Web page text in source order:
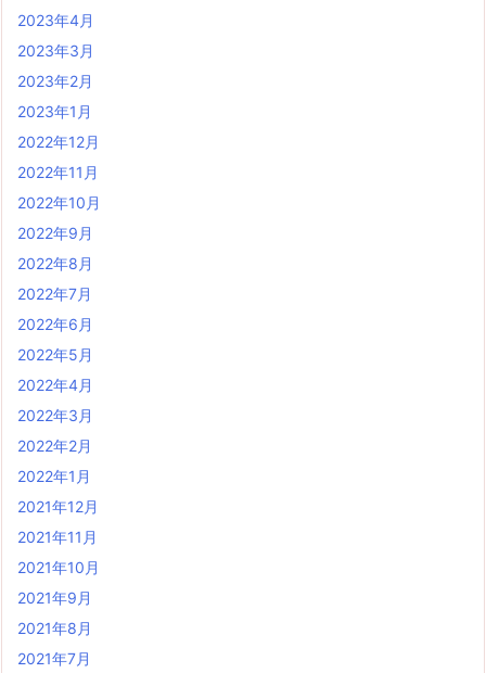
2023年4月
2023年3月
2023年2月
2023年1月
2022年12月
2022年11月
2022年10月
2022年9月
2022年8月
2022年7月
2022年6月
2022年5月
2022年4月
2022年3月
2022年2月
2022年1月
2021年12月
2021年11月
2021年10月
2021年9月
2021年8月
2021年7月